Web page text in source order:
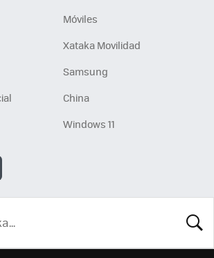
Móviles
Xataka Movilidad
Samsung
China
Windows 11